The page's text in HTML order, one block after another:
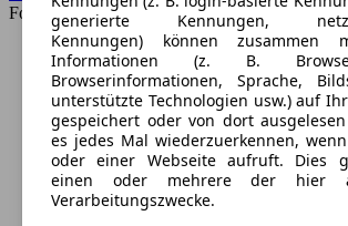
Forumgenerierte Kennungen,
Kennungen) können zusammen
Informationen (z. B.
Browserinformationen, Sprache,
unterstützte Technologien usw.) auf
gespeichert oder von dort
es jedes Mal wiederzuerkennen,
oder einer Webseite aufruft. Dies
einen oder mehrere der hier
Verarbeitungszwecke.